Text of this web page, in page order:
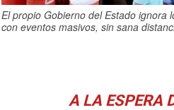
El propio Gobierno del Estado ignora
con eventos masivos, sin sana
A LA ESPERA